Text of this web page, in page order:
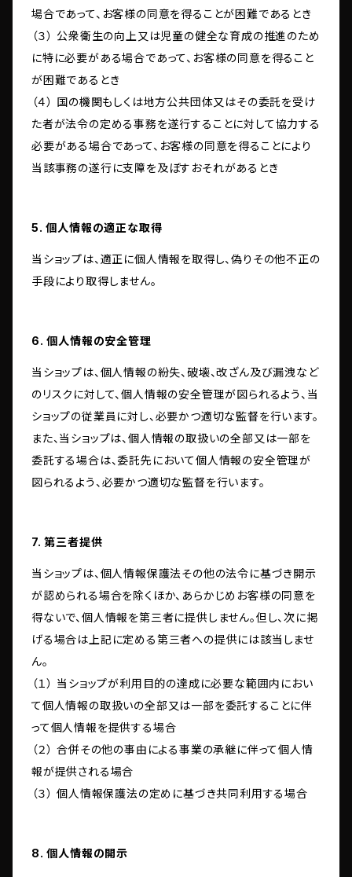
場合であって、お客様の同意を得ることが困難であるとき
（３） 公衆衛生の向上又は児童の健全な育成の推進のため
に特に必要がある場合であって、お客様の同意を得ること
が困難であるとき
（４） 国の機関もしくは地方公共団体又はその委託を受け
た者が法令の定める事務を遂行することに対して協力する
必要がある場合であって、お客様の同意を得ることにより
当該事務の遂行に支障を及ぼすおそれがあるとき
5. 個人情報の適正な取得
当ショップは、適正に個人情報を取得し、偽りその他不正の
手段により取得しません。
6. 個人情報の安全管理
当ショップは、個人情報の紛失、破壊、改ざん及び漏洩など
のリスクに対して、個人情報の安全管理が図られるよう、当
ショップの従業員に対し、必要かつ適切な監督を行います。
また、当ショップは、個人情報の取扱いの全部又は一部を
委託する場合は、委託先において個人情報の安全管理が
図られるよう、必要かつ適切な監督を行います。
7. 第三者提供
当ショップは、個人情報保護法その他の法令に基づき開示
が認められる場合を除くほか、あらかじめお客様の同意を
得ないで、個人情報を第三者に提供しません。但し、次に掲
げる場合は上記に定める第三者への提供には該当しませ
ん。
（１） 当ショップが利用目的の達成に必要な範囲内におい
て個人情報の取扱いの全部又は一部を委託することに伴
って個人情報を提供する場合
（２） 合併その他の事由による事業の承継に伴って個人情
報が提供される場合
（３） 個人情報保護法の定めに基づき共同利用する場合
8. 個人情報の開示